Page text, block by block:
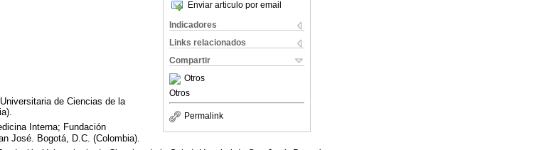
Enviar articulo por email
Indicadores
Links relacionados
Compartir
Otros
Otros
Permalink
de Ciencias de la
Interna; Fundación
José. Bogotá, D.C. (Colombia).